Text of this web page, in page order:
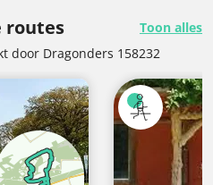
routes
Toon alles
door Dragonders 158232